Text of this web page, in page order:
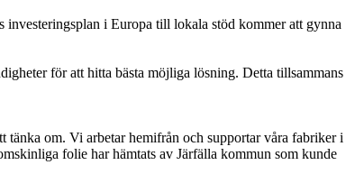
i Europa till lokala stöd kommer att gynna
för att hitta bästa möjliga lösning. Detta tillsammans
tänka om. Vi arbetar hemifrån och supportar våra fabriker i
folie har hämtats av Järfälla kommun som kunde